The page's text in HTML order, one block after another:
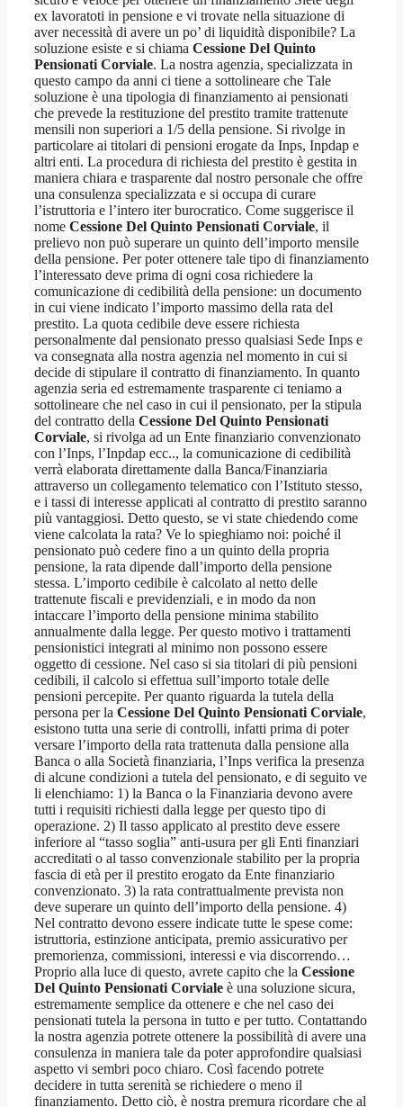
ex lavoratoti in pensione e vi trovate nella situazione di
aver necessità di avere un po’ di liquidità disponibile? La
soluzione esiste e si chiama Cessione Del Quinto
Pensionati Corviale. La nostra agenzia, specializzata in
questo campo da anni ci tiene a sottolineare che Tale
soluzione è una tipologia di finanziamento ai pensionati
che prevede la restituzione del prestito tramite trattenute
mensili non superiori a 1/5 della pensione. Si rivolge in
particolare ai titolari di pensioni erogate da Inps, Inpdap e
altri enti. La procedura di richiesta del prestito è gestita in
maniera chiara e trasparente dal nostro personale che offre
una consulenza specializzata e si occupa di curare
l’istruttoria e l’intero iter burocratico. Come suggerisce il
nome Cessione Del Quinto Pensionati Corviale, il
prelievo non può superare un quinto dell’importo mensile
della pensione. Per poter ottenere tale tipo di finanziamento
l’interessato deve prima di ogni cosa richiedere la
comunicazione di cedibilità della pensione: un documento
in cui viene indicato l’importo massimo della rata del
prestito. La quota cedibile deve essere richiesta
personalmente dal pensionato presso qualsiasi Sede Inps e
va consegnata alla nostra agenzia nel momento in cui si
decide di stipulare il contratto di finanziamento. In quanto
agenzia seria ed estremamente trasparente ci teniamo a
sottolineare che nel caso in cui il pensionato, per la stipula
del contratto della Cessione Del Quinto Pensionati
Corviale, si rivolga ad un Ente finanziario convenzionato
con l’Inps, l’Inpdap ecc.., la comunicazione di cedibilità
verrà elaborata direttamente dalla Banca/Finanziaria
attraverso un collegamento telematico con l’Istituto stesso,
e i tassi di interesse applicati al contratto di prestito saranno
più vantaggiosi. Detto questo, se vi state chiedendo come
viene calcolata la rata? Ve lo spieghiamo noi: poiché il
pensionato può cedere fino a un quinto della propria
pensione, la rata dipende dall’importo della pensione
stessa. L’importo cedibile è calcolato al netto delle
trattenute fiscali e previdenziali, e in modo da non
intaccare l’importo della pensione minima stabilito
annualmente dalla legge. Per questo motivo i trattamenti
pensionistici integrati al minimo non possono essere
oggetto di cessione. Nel caso si sia titolari di più pensioni
cedibili, il calcolo si effettua sull’importo totale delle
pensioni percepite. Per quanto riguarda la tutela della
persona per la Cessione Del Quinto Pensionati Corviale,
esistono tutta una serie di controlli, infatti prima di poter
versare l’importo della rata trattenuta dalla pensione alla
Banca o alla Società finanziaria, l’Inps verifica la presenza
di alcune condizioni a tutela del pensionato, e di seguito ve
li elenchiamo: 1) la Banca o la Finanziaria devono avere
tutti i requisiti richiesti dalla legge per questo tipo di
operazione. 2) Il tasso applicato al prestito deve essere
inferiore al “tasso soglia” anti-usura per gli Enti finanziari
accreditati o al tasso convenzionale stabilito per la propria
fascia di età per il prestito erogato da Ente finanziario
convenzionato. 3) la rata contrattualmente prevista non
deve superare un quinto dell’importo della pensione. 4)
Nel contratto devono essere indicate tutte le spese come:
istruttoria, estinzione anticipata, premio assicurativo per
premorienza, commissioni, interessi e via discorrendo…
Proprio alla luce di questo, avrete capito che la Cessione
Del Quinto Pensionati Corviale è una soluzione sicura,
estremamente semplice da ottenere e che nel caso dei
pensionati tutela la persona in tutto e per tutto. Contattando
la nostra agenzia potrete ottenere la possibilità di avere una
consulenza in maniera tale da poter approfondire qualsiasi
aspetto vi sembri poco chiaro. Così facendo potrete
decidere in tutta serenità se richiedere o meno il
finanziamento. Detto ciò, è nostra premura ricordare che al